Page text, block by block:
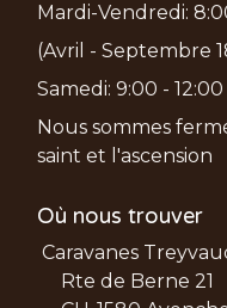
Mardi-Vendredi:
(Avril - Septembre
Samedi: 9:00 - 12:00
Nous sommes
saint et l'ascension
Où nous trouver
Caravanes
Rte de Berne 21